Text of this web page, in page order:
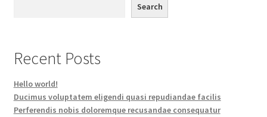
Search
Recent Posts
Hello world!
Ducimus voluptatem eligendi quasi repudiandae facilis
Perferendis nobis doloremque recusandae consequatur